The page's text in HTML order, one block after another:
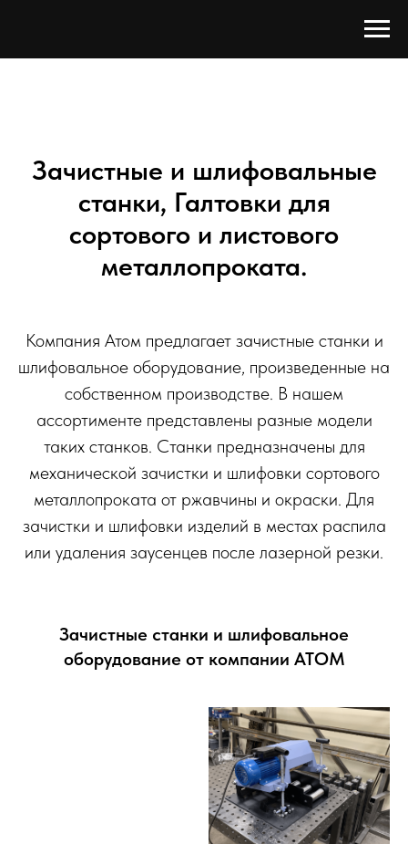
Зачистные и шлифовальные
станки, Галтовки для
сортового и листового
металлопроката.
Компания Атом предлагает зачистные станки и
шлифовальное оборудование, произведенные на
собственном производстве. В нашем
ассортименте представлены разные модели
таких станков. Станки предназначены для
механической зачистки и шлифовки сортового
металлопроката от ржавчины и окраски. Для
зачистки и шлифовки изделий в местах распила
или удаления заусенцев после лазерной резки.
Зачистные станки и шлифовальное
оборудование от компании АТОМ